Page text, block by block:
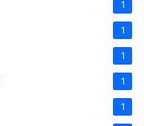
1
1
1
1
1